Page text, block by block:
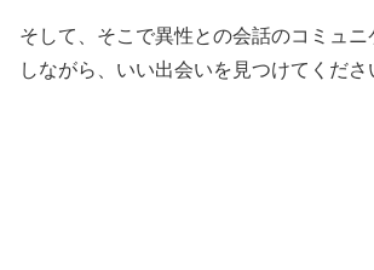
そして、そこで異性との会話のコミュ
しながら、いい出会いを見つけてくださ